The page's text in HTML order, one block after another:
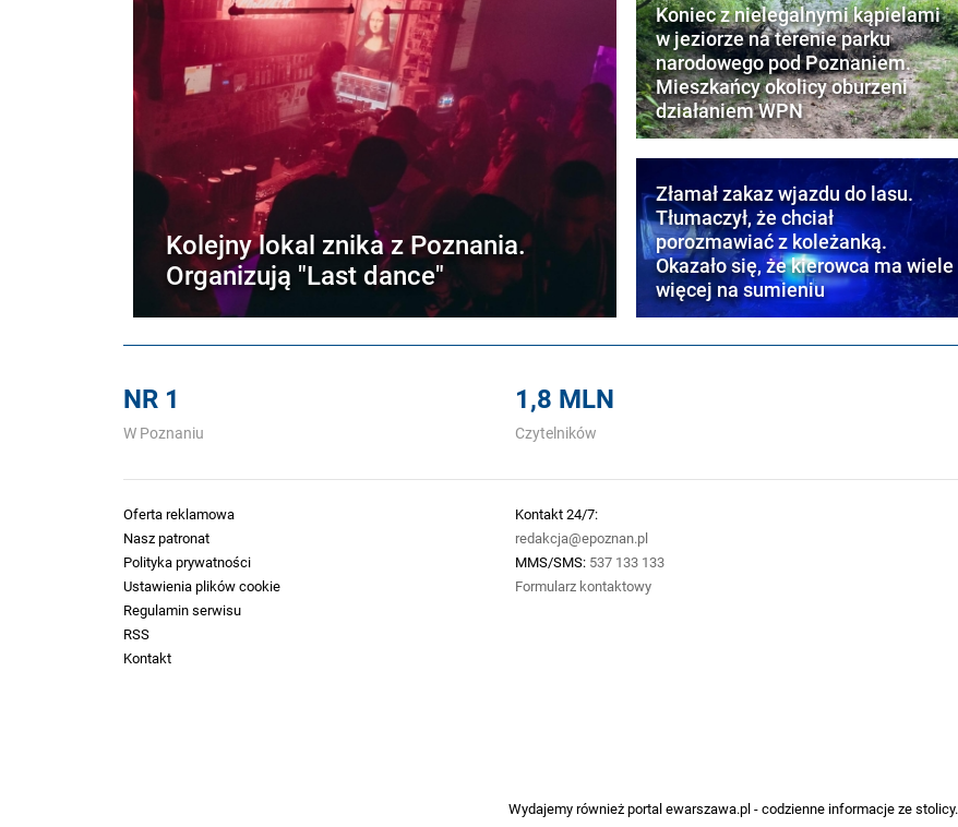
Kolejny lokal znika z Poznania.
Organizują "Last dance"
Koniec z nielegalnymi kąpielami
w jeziorze na terenie parku
narodowego pod Poznaniem.
Mieszkańcy okolicy oburzeni
działaniem WPN
Złamał zakaz wjazdu do lasu.
Tłumaczył, że chciał
porozmawiać z koleżanką.
Okazało się, że kierowca ma wiele
więcej na sumieniu
NR 1
W Poznaniu
1,8 MLN
Czytelników
Oferta reklamowa
Nasz patronat
Polityka prywatności
Ustawienia plików cookie
Regulamin serwisu
RSS
Kontakt
Kontakt 24/7:
redakcja@epoznan.pl
MMS/SMS: 537 133 133
Formularz kontaktowy
Wydajemy również portalewarszawa.pl- codzienne informacje ze stolicy.